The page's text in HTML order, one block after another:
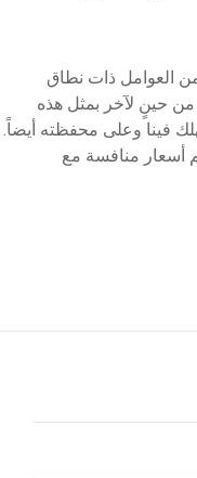
العوامل ذات نطاق
من حينٍ لآخر بمثل هذه
فينا وعلى محفظته أيضاً.
أسعار منافسة مع